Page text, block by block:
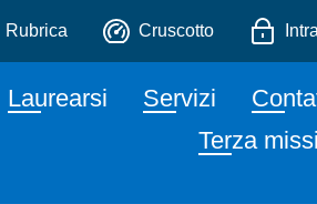
dello
Rubrica Cruscotto
Laurearsi Servizi
Terza